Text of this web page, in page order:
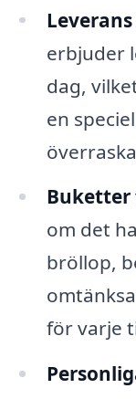
erbjuder
dag,
en
om det
bröllop,
för varje